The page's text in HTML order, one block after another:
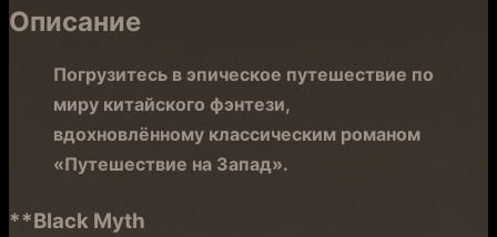
Описание
Погрузитесь в эпическое путешествие по
миру китайского фэнтези,
вдохновлённому классическим романом
«Путешествие на Запад».
**Black Myth